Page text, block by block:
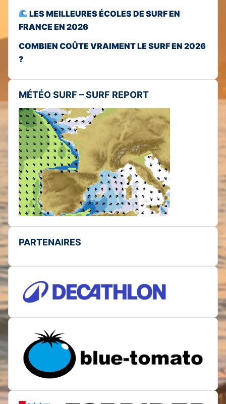
LES MEILLEURES ÉCOLES DE SURF EN
FRANCE EN 2026
COMBIEN COÛTE VRAIMENT LE SURF EN 2026
?
MÉTÉO SURF – SURF REPORT
PARTENAIRES